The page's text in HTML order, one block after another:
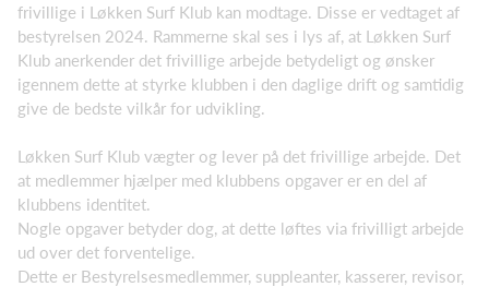
frivillige i Løkken Surf Klub kan modtage. Disse er vedtaget af
bestyrelsen 2024. Rammerne skal ses i lys af, at Løkken Surf
Klub anerkender det frivillige arbejde betydeligt og ønsker
igennem dette at styrke klubben i den daglige drift og samtidig
give de bedste vilkår for udvikling.
Løkken Surf Klub vægter og lever på det frivillige arbejde. Det
at medlemmer hjælper med klubbens opgaver er en del af
klubbens identitet.
Nogle opgaver betyder dog, at dette løftes via frivilligt arbejde
ud over det forventelige.
Dette er Bestyrelsesmedlemmer, suppleanter, kasserer, revisor,